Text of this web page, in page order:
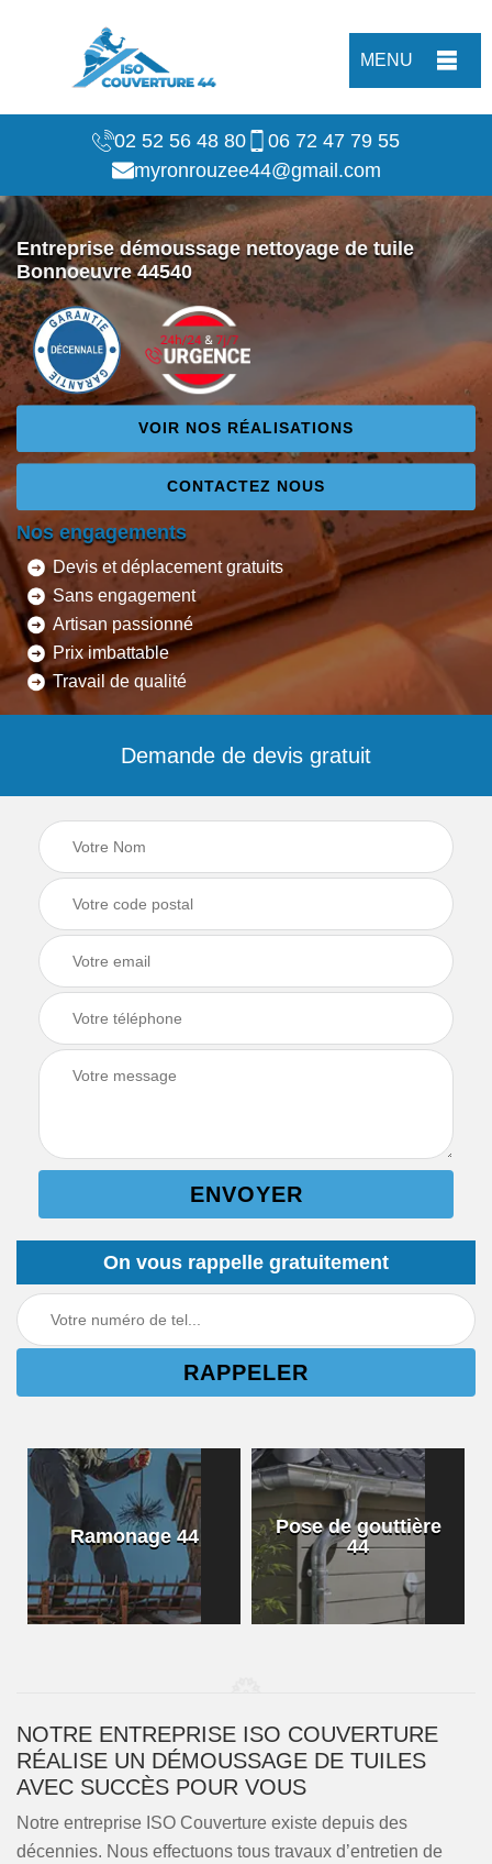
MENU
02 52 56 48 80
06 72 47 79 55
myronrouzee44@gmail.com
Entreprise démoussage nettoyage de tuile
Bonnoeuvre 44540
VOIR NOS RÉALISATIONS
CONTACTEZ NOUS
Nos engagements
Devis et déplacement gratuits
Sans engagement
Artisan passionné
Prix imbattable
Travail de qualité
Demande de devis gratuit
On vous rappelle gratuitement
Ramonage 44
Pose de gouttière
44
NOTRE ENTREPRISE ISO COUVERTURE
RÉALISE UN DÉMOUSSAGE DE TUILES
AVEC SUCCÈS POUR VOUS
Notre entreprise ISO Couverture existe depuis des
décennies. Nous effectuons tous travaux d’entretien de